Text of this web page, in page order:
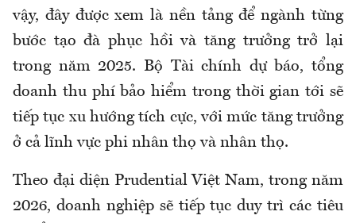
vậy, đây được xem là nền tảng để ngành từng
bước tạo đà phục hồi và tăng trưởng trở lại
trong năm 2025. Bộ Tài chính dự báo, tổng
doanh thu phí bảo hiểm trong thời gian tới sẽ
tiếp tục xu hướng tích cực, với mức tăng trưởng
ở cả lĩnh vực phi nhân thọ và nhân thọ.
Theo đại diện Prudential Việt Nam, trong năm
2026, doanh nghiệp sẽ tiếp tục duy trì các tiêu